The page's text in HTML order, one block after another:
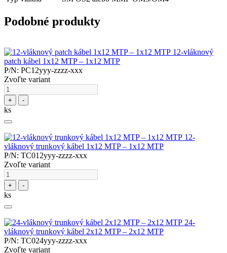
Podobné produkty
12-vláknový
patch kábel 1x12 MTP – 1x12 MTP
P/N: PC12yyy-zzzz-xxx
Zvoľte variant
+ -
ks
12-
vláknový trunkový kábel 1x12 MTP – 1x12 MTP
P/N: TC012yyy-zzzz-xxx
Zvoľte variant
+ -
ks
24-
vláknový trunkový kábel 2x12 MTP – 2x12 MTP
P/N: TC024yyy-zzzz-xxx
Zvoľte variant